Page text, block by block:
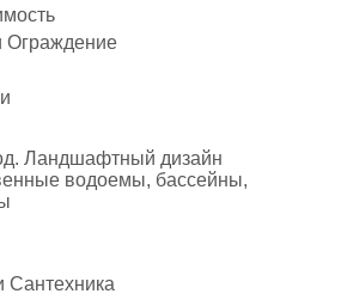
Ограждение
Ландшафтный дизайн
водоемы, бассейны,
Сантехника